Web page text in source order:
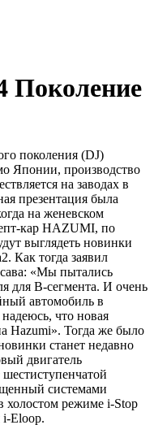
Поколение
поколения (DJ)
Японии, производство
на заводах в
презентация была
на женевском
кар HAZUMI, по
выглядеть новинки
Как тогда заявил
«Мы пытались
для B-сегмента. И очень
автомобиль в
что новая
Hazumi». Тогда же было
станет недавно
двигатель
системами
холостом режиме i-Stop
i-Eloop.